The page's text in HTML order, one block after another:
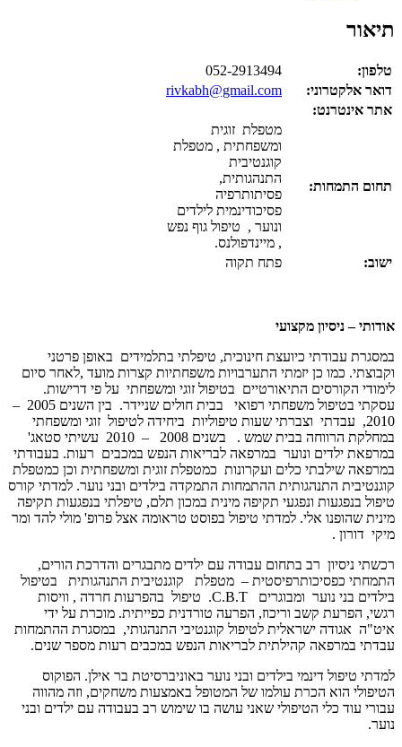
תיאור
טלפון:
052-2913494
דואר אלקטרוני:
rivkabh@gmail.com
אתר אינטרנט:
תחום התמחות:
מטפלת זוגית
ומשפחתית , מטפלת
קוגנטיבית
התנהגותית,
פסיתותרפיה
פסיכודינמית לילדים
ונוער , טיפול גוף נפש
, מיינדפולנס.
ישוב:
פתח תקוה
אודותי – ניסיון מקצועי
במסגרת עבודתי כיועצת חינוכית, טיפלתי בתלמידים באופן פרטני
וקבוצתי. כמו כן יזמתי התערבויות משפחתיות קצרות מועד ,לאחר סיום
לימודי הקורסים התיאורטיים בטיפול זוגי ומשפחתי על פי דרישות.
עסקתי בטיפול משפחתי רפואי בבית חולים שניידר. בין השנים 2005 –
2010, עבדתי וצברתי שעות טיפוליות ביחידה לטיפול זוגי ומשפחתי
במחלקת הרווחה בבית שמש . בשנים 2008 – 2010 עשיתי סטאג'
במרפאת ילדים ונוער במרפאה לבריאות הנפש במכבים רעות. בעבודתי
במרפאה שילבתי כלים ועקרונות כמטפלת זוגית ומשפחתית וכן כמטפלת
קוגנטיבית התנהגותית ההתמחות התמקדה בילדים ובני נוער. למדתי קורס
טיפול בנפגעות ונפגעי תקיפה מינית במכון תלם, טיפלתי בנפגעות תקיפה
מינית שהופנו אלי. למדתי טיפול בפוסט טראומה אצל פרופ' מולי להד ומר
מיקי דורון .
רכשתי ניסיון רב בתחום עבודה עם ילדים מתבגרים והדרכת הורים,
התמחתי כפסיכותרפיסטית – מטפלת קוגנטיבית התנהגותית בטיפול
בילדים בני נוער ומבוגרים C.B.T. טיפול בהפרעות חרדה , וויסות
רגשי, הפרעת קשב וריכוז, הפרעה טורדנית כפייתית. מוכרת על ידי
איט"ה אגודה ישראלית לטיפול קוגנטיבי התנהגותי, במסגרת ההתמחות
עבדתי במרפאה קהילתית לבריאות הנפש במכבים רעות מספר שנים.
למדתי טיפול דינמי בילדים ובני נוער באוניברסיטת בר אילן. הפוקוס
הטיפולי הוא הכרת עולמו של המטופל באמצעות משחקים, וזה מהווה
עבורי עוד כלי הטיפולי שאני עושה בו שימוש רב בעבודה עם ילדים ובני
נוער.